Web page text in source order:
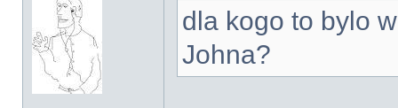
dla kogo to bylo
Johna?